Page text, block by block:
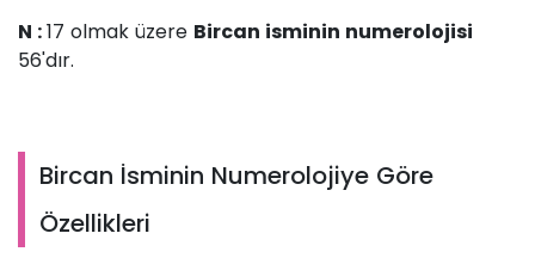
N :17 olmak üzere Bircan isminin numerolojisi
56'dır.
Bircan İsminin Numerolojiye Göre
Özellikleri